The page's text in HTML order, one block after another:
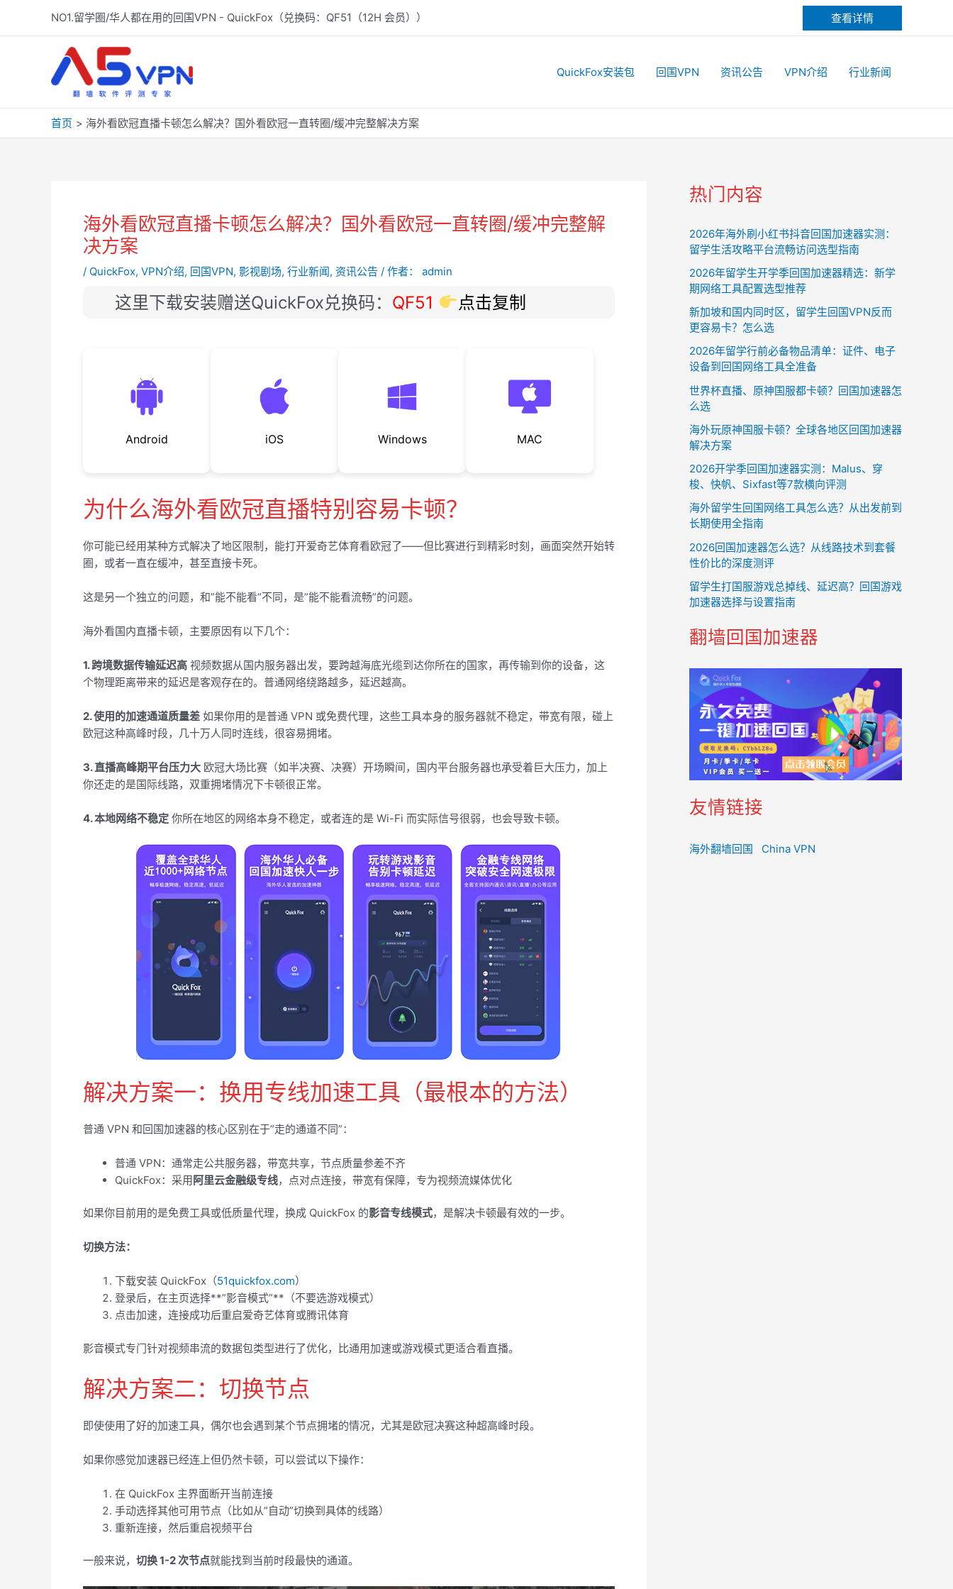
NO1.留学圈/华人都在用的回国VPN - QuickFox（兑换码：QF51（12H 会员）） 查看详情
QuickFox安装包 回国VPN 资讯公告 VPN介绍 行业新闻
首页 海外看欧冠直播卡顿怎么解决？国外看欧冠一直转圈/缓冲完整解决方案
海外看欧冠直播卡顿怎么解决？国外看欧冠一直转圈/缓冲完整解
决方案
/ QuickFox, VPN介绍, 回国VPN, 影视剧场, 行业新闻, 资讯公告 / 作者： admin
这里下载安装赠送QuickFox兑换码： QF51 点击复制
Android iOS Windows MAC
为什么海外看欧冠直播特别容易卡顿？
你可能已经用某种方式解决了地区限制，能打开爱奇艺体育看欧冠了——但比赛进行到精彩时刻，画面突然开始转
圈，或者一直在缓冲，甚至直接卡死。
这是另一个独立的问题，和”能不能看”不同，是”能不能看流畅”的问题。
海外看国内直播卡顿，主要原因有以下几个：
1. 跨境数据传输延迟高 视频数据从国内服务器出发，要跨越海底光缆到达你所在的国家，再传输到你的设备，这
个物理距离带来的延迟是客观存在的。普通网络绕路越多，延迟越高。
2. 使用的加速通道质量差 如果你用的是普通 VPN 或免费代理，这些工具本身的服务器就不稳定，带宽有限，碰上
欧冠这种高峰时段，几十万人同时连线，很容易拥堵。
3. 直播高峰期平台压力大 欧冠大场比赛（如半决赛、决赛）开场瞬间，国内平台服务器也承受着巨大压力，加上
你还走的是国际线路，双重拥堵情况下卡顿很正常。
4. 本地网络不稳定 你所在地区的网络本身不稳定，或者连的是 Wi-Fi 而实际信号很弱，也会导致卡顿。
解决方案一：换用专线加速工具（最根本的方法）
普通 VPN 和回国加速器的核心区别在于”走的通道不同”：
普通 VPN：通常走公共服务器，带宽共享，节点质量参差不齐
QuickFox：采用阿里云金融级专线，点对点连接，带宽有保障，专为视频流媒体优化
如果你目前用的是免费工具或低质量代理，换成 QuickFox 的影音专线模式，是解决卡顿最有效的一步。
切换方法：
下载安装 QuickFox（51quickfox.com）
登录后，在主页选择**”影音模式”**（不要选游戏模式）
点击加速，连接成功后重启爱奇艺体育或腾讯体育
影音模式专门针对视频串流的数据包类型进行了优化，比通用加速或游戏模式更适合看直播。
解决方案二：切换节点
即使使用了好的加速工具，偶尔也会遇到某个节点拥堵的情况，尤其是欧冠决赛这种超高峰时段。
如果你感觉加速器已经连上但仍然卡顿，可以尝试以下操作：
在 QuickFox 主界面断开当前连接
手动选择其他可用节点（比如从”自动”切换到具体的线路）
重新连接，然后重启视频平台
一般来说， 切换 1-2 次节点就能找到当前时段最快的通道。
热门内容
2026年海外刷小红书抖音回国加速器实测：
留学生活攻略平台流畅访问选型指南
2026年留学生开学季回国加速器精选：新学
期网络工具配置选型推荐
新加坡和国内同时区，留学生回国VPN反而
更容易卡？怎么选
2026年留学行前必备物品清单：证件、电子
设备到回国网络工具全准备
世界杯直播、原神国服都卡顿？回国加速器怎
么选
海外玩原神国服卡顿？全球各地区回国加速器
解决方案
2026开学季回国加速器实测：Malus、穿
梭、快帆、Sixfast等7款横向评测
海外留学生回国网络工具怎么选？从出发前到
长期使用全指南
2026回国加速器怎么选？从线路技术到套餐
性价比的深度测评
留学生打国服游戏总掉线、延迟高？回国游戏
加速器选择与设置指南
翻墙回国加速器
友情链接
海外翻墙回国 China VPN